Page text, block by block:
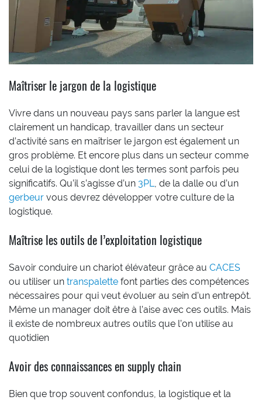
Maîtriser le jargon de la logistique
Vivre dans un nouveau pays sans parler la langue est
clairement un handicap, travailler dans un secteur
d’activité sans en maîtriser le jargon est également un
gros problème. Et encore plus dans un secteur comme
celui de la logistique dont les termes sont parfois peu
significatifs. Qu’il s’agisse d’un 3PL, de la dalle ou d’un
gerbeur vous devrez développer votre culture de la
logistique.
Maîtrise les outils de l’exploitation logistique
Savoir conduire un chariot élévateur grâce au CACES
ou utiliser un transpalette font parties des compétences
nécessaires pour qui veut évoluer au sein d’un entrepôt.
Même un manager doit être à l’aise avec ces outils. Mais
il existe de nombreux autres outils que l’on utilise au
quotidien
Avoir des connaissances en supply chain
Bien que trop souvent confondus, la logistique et la